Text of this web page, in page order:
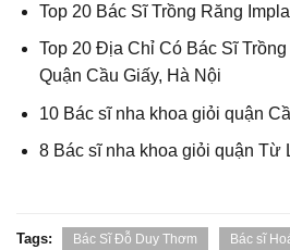
Top 20 Bác Sĩ Trồng Răng
Top 20 Địa Chỉ Có Bác Sĩ
Quận Cầu Giấy, Hà Nội
10 Bác sĩ nha khoa giỏi quận
8 Bác sĩ nha khoa giỏi quận Từ
Tags: Bác Sĩ Đỗ Duy Thơm Bác sĩ